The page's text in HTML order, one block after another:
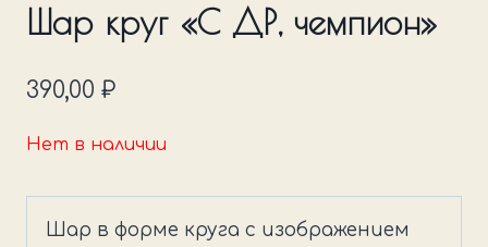
Шар круг «С ДР, чемпион»
390,00 ₽
Нет в наличии
Шар в форме круга с изображением